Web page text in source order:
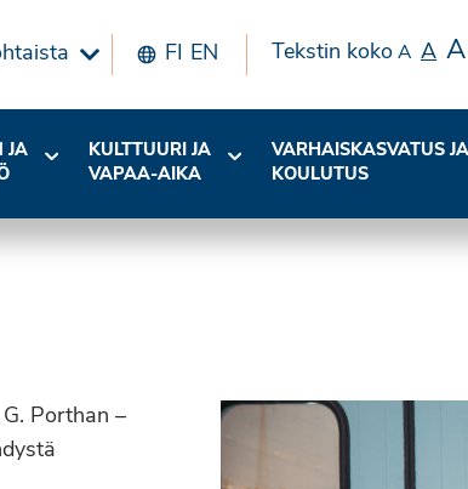
FI EN Tekstin koko A A A
JA
KULTTUURI JA
VAPAA-AIKA
VARHAISKASVATUS JA
KOULUTUS
Porthan –